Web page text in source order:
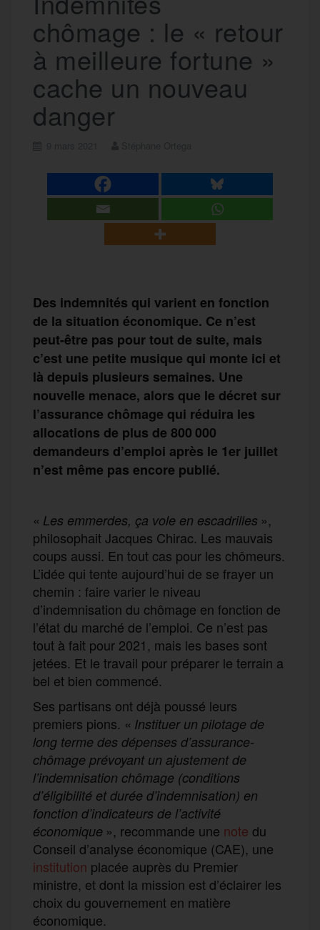
chômage : le « retour
à meilleure fortune »
cache un nouveau
danger
Des indemnités qui varient en fonction
de la situation économique. Ce n’est
peut-être pas pour tout de suite, mais
c’est une petite musique qui monte ici et
là depuis plusieurs semaines. Une
nouvelle menace, alors que le décret sur
l’assurance chômage qui réduira les
allocations de plus de 800 000
demandeurs d’emploi après le 1er juillet
n’est même pas encore publié.
« Les emmerdes, ça vole en escadrilles »,
philosophait Jacques Chirac. Les mauvais
coups aussi. En tout cas pour les chômeurs.
L’idée qui tente aujourd’hui de se frayer un
chemin : faire varier le niveau
d’indemnisation du chômage en fonction de
l’état du marché de l’emploi. Ce n’est pas
tout à fait pour 2021, mais les bases sont
jetées. Et le travail pour préparer le terrain a
bel et bien commencé.
Ses partisans ont déjà poussé leurs
premiers pions. « Instituer un pilotage de
long terme des dépenses d’assurance-
chômage prévoyant un ajustement de
l’indemnisation chômage (conditions
d’éligibilité et durée d’indemnisation) en
fonction d’indicateurs de l’activité
économique », recommande une note du
Conseil d’analyse économique (CAE), une
institution placée auprès du Premier
ministre, et dont la mission est d’éclairer les
choix du gouvernement en matière
économique.